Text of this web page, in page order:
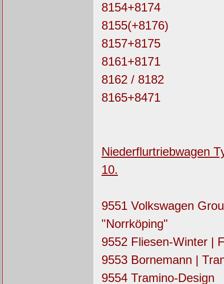
8154+8174
8155(+8176)
8157+8175
8161+8171
8162 / 8182
8165+8471
Niederflurtriebwagen
10.
9551 Volkswagen
"Norrköping"
9552 Fliesen-Winter |
9553 Bornemann |
9554 Tramino-Design